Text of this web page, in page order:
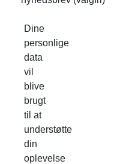
Dine
personlige
data
vil
blive
brugt
til at
understøtte
din
oplevelse